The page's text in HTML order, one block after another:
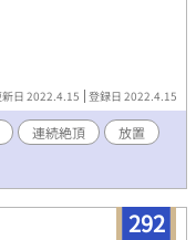
日 2022.4.15 登録日 2022.4.15
連続絶頂
放置
292